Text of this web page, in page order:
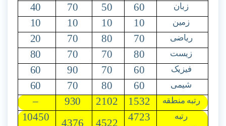
زبان 60
50
70
40
زمین 10
10
10
10
ریاضی 70
80
70
20
زیست 80
70
70
80
فیزیک 60
70
90
60
شیمی 60
80
70
60
رتبه منطقه 1532
2102
930
–
رتبه
4723
4522
4376
10450